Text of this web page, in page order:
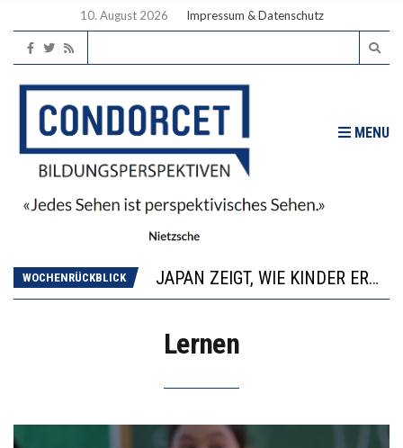
10. August 2026 Impressum & Datenschutz
MENU
WOCHENRÜCKBLICK
ANNA-KATHARINA ZENGER UND IHRE VERFASSUNGSKENNTNISSE
“VIEL ZU VIELE SCHÜLER, DIE GEMESSEN AN IHREN FÄHIGKEITEN GAR NICHT ANS GYMNASIUM GEHÖREN”
Lernen